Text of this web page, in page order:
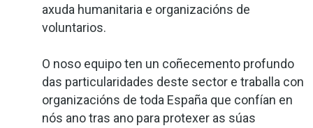
axuda humanitaria e organizacións de
voluntarios.
O noso equipo ten un coñecemento profundo
das particularidades deste sector e traballa con
organizacións de toda España que confían en
nós ano tras ano para protexer as súas